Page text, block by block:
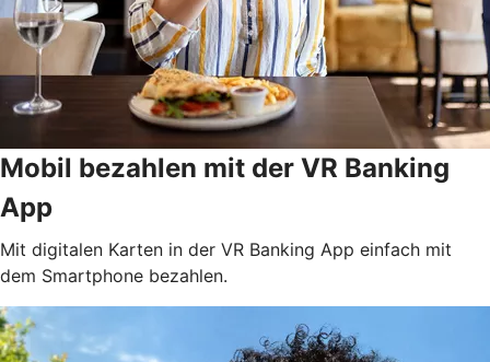
Mobil bezahlen mit der VR Banking
App
Mit digitalen Karten in der VR Banking App einfach mit
dem Smartphone bezahlen.